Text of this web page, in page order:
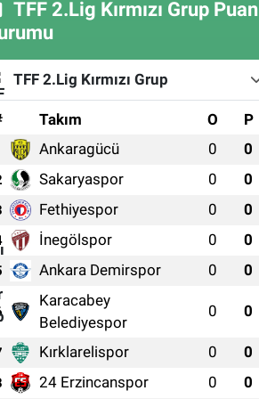
TFF 2.Lig Kırmızı Grup Puan
TFF 2.Lig Kırmızı Grup
Takım O P
Ankaragücü 0 0
Sakaryaspor 0 0
Fethiyespor 0 0
İnegölspor 0 0
Ankara Demirspor 0 0
Karacabey
Belediyespor
0 0
Kırklarelispor 0 0
24 Erzincanspor 0 0